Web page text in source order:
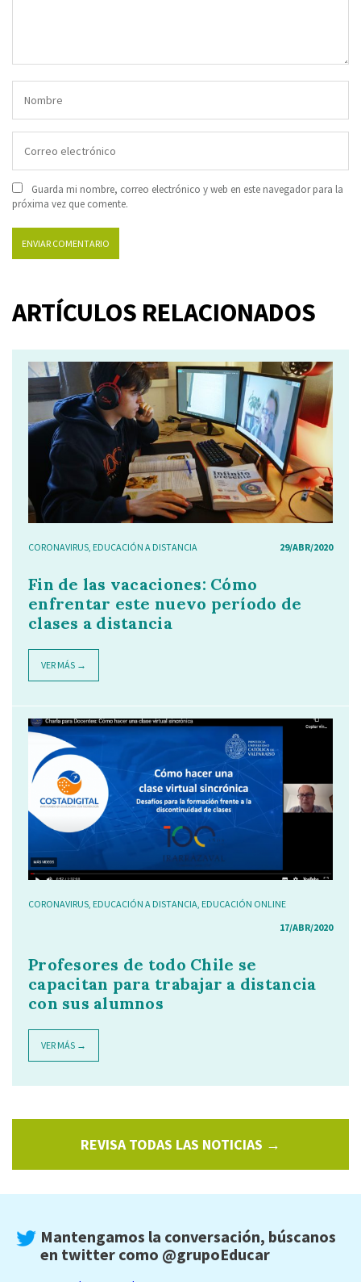
Guarda mi nombre, correo electrónico y web en este navegador para la
próxima vez que comente.
ARTÍCULOS RELACIONADOS
CORONAVIRUS EDUCACIÓN A DISTANCIA 29/ABR/2020
Fin de las vacaciones: Cómo
enfrentar este nuevo período de
clases a distancia
VER MÁS →
CORONAVIRUS EDUCACIÓN A DISTANCIA EDUCACIÓN ONLINE
17/ABR/2020
Profesores de todo Chile se
capacitan para trabajar a distancia
con sus alumnos
VER MÁS →
REVISA TODAS LAS NOTICIAS →
Mantengamos la conversación, búscanos
en twitter como @grupoEducar